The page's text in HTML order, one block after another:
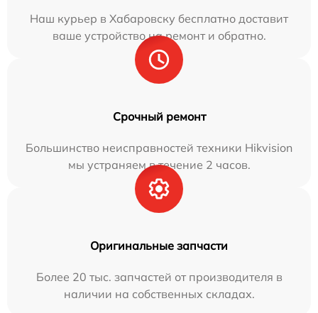
Наш курьер в Хабаровску бесплатно доставит
ваше устройство на ремонт и обратно.
Срочный ремонт
Большинство неисправностей техники Hikvision
мы устраняем в течение 2 часов.
Оригинальные запчасти
Более 20 тыс. запчастей от производителя в
наличии на собственных складах.